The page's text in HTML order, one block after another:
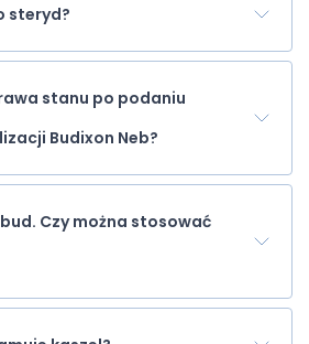
steryd?
stanu po podaniu
Budixon Neb?
Czy można stosować